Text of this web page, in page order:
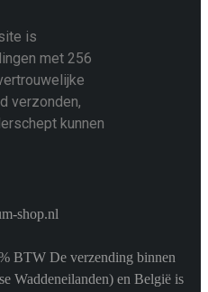
is
met 256
verzonden,
kunnen
shop.nl
BTW De verzending binnen
Waddeneilanden) en België is